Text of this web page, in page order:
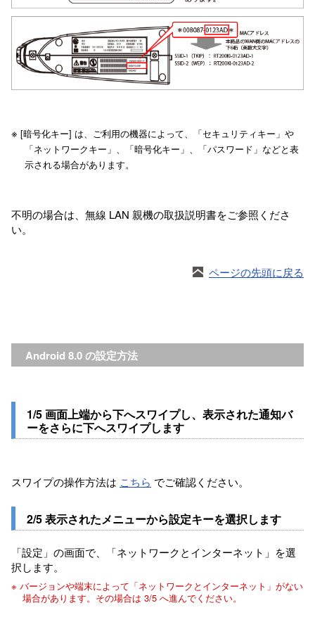
※ [暗号化キー] は、ご利用の機器によって、「セキュリティキー」や
「ネットワークキー」、「暗号化キー」、「パスワード」などと表
示される場合があります。
不明の場合は、無線 LAN 親機の取扱説明書をご参照くださ
い。
ページの先頭に戻る
Android 8.0 の設定方法
1/5 画面上端から下へスワイプし、表示された通知バ
ーをさらに下へスワイプします
スワイプの操作方法は こちら でご確認ください。
2/5 表示されたメニューから設定キーを選択します
「設定」の画面で、「ネットワークとインターネット」を選
択します。
※ バージョンや端末によって「ネットワークとインターネット」がない
場合があります。その場合は 3/5 へ進んでください。